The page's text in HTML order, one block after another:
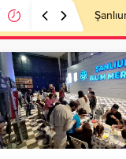
Altın
Rekor